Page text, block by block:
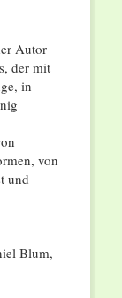
Autor
der mit
in
von
und
Blum,